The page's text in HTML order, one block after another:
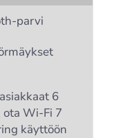
parvi
6
ota Wi‑Fi 7
käyttöön